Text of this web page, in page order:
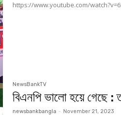
https://www.youtube.com/
NewsBankTV
বিএনপি ভালো হয়ে গেছে :
newsbankbangla - November 21, 2023